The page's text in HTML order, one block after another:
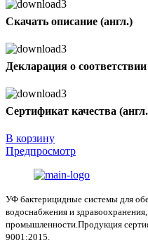
Скачать описание (англ.)
Декларация о
Сертификат качества
В корзину
Предпросмотр
УФ бактерицидные системы для
водоснабжения и
промышленности.Продукция
9001:2015.